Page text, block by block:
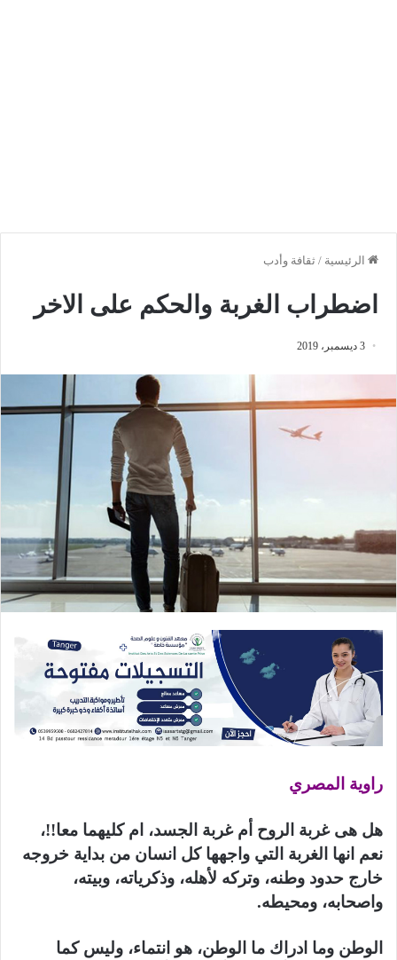
الرئيسية / ثقافة وأدب
اضطراب الغربة والحكم على الاخر
3 ديسمبر، 2019
راوية المصري
هل هى غربة الروح أم غربة الجسد، ام كليهما معا!!،
نعم انها الغربة التي واجهها كل انسان من بداية خروجه
خارج حدود وطنه، وتركه لأهله، وذكرياته، وبيته،
واصحابه، ومحيطه.
الوطن وما ادراك ما الوطن، هو انتماء، وليس كما